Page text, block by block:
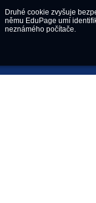
Druhé cookie zvyšuje
němu EduPage umí
neznámého počítače.